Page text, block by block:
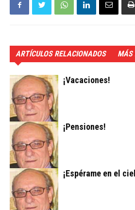
ARTÍCULOS RELACIONADOS MÁS
¡Vacaciones!
¡Pensiones!
¡Espérame en el